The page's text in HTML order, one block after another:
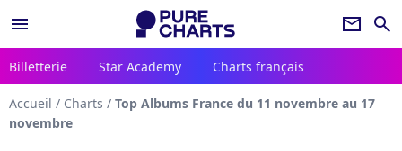
menu newsletter search
Billetterie Star Academy Charts français
Accueil / Charts / Top Albums France du 11 novembre au 17
novembre